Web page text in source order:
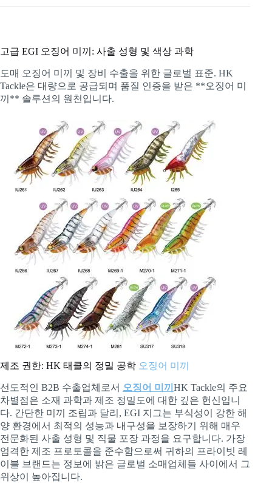
고급 EGI 오징어 미끼: 사출 성형 및 색상 과학
도매 오징어 미끼 및 장비 수출을 위한 글로벌 표준. HK
Tackle은 대량으로 공급되며 품질 인증을 받은 **오징어 미
끼** 솔루션의 원천입니다.
제조 권한: HK 태클의 정밀 공학 오징어 미끼
선도적인 B2B 수출업체로서 오징어 미끼 HK Tackle의 주요
차별점은 소재 과학과 제조 정밀도에 대한 깊은 헌신입니
다. 간단한 미끼 조립과 달리, EGI 지그는 부식성이 강한 해
양 환경에서 최적의 성능과 내구성을 보장하기 위해 매우
전문화된 사출 성형 및 직물 포장 과정을 요구합니다. 가장
엄격한 제조 프로토콜을 준수함으로써 귀하의 프라이빗 레
이블 브랜드는 정보에 밝은 글로벌 소매업체들 사이에서 그
위상이 높아집니다.